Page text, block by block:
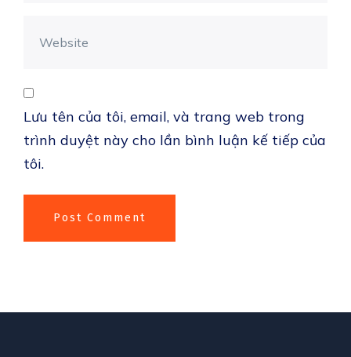
Lưu tên của tôi, email, và trang web trong
trình duyệt này cho lần bình luận kế tiếp của
tôi.